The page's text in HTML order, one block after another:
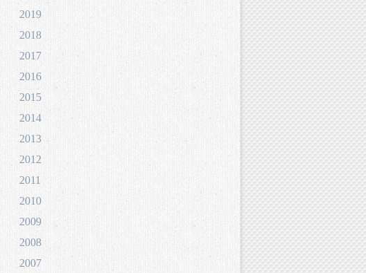
2019
2018
2017
2016
2015
2014
2013
2012
2011
2010
2009
2008
2007